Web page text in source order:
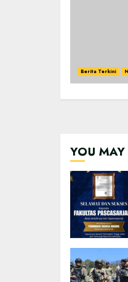
Berita Terkini
YOU